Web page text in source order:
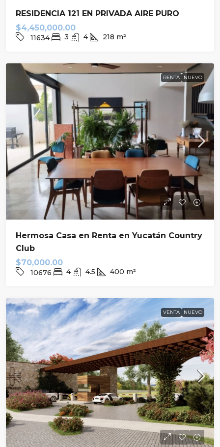
RESIDENCIA 121 EN PRIVADA AIRE PURO
$4,450,000.00
11634 3 4 218 m²
RENTA NUEVO
Hermosa Casa en Renta en Yucatán Country
Club
$70,000.00
10676 4 4.5 400 m²
VENTA NUEVO